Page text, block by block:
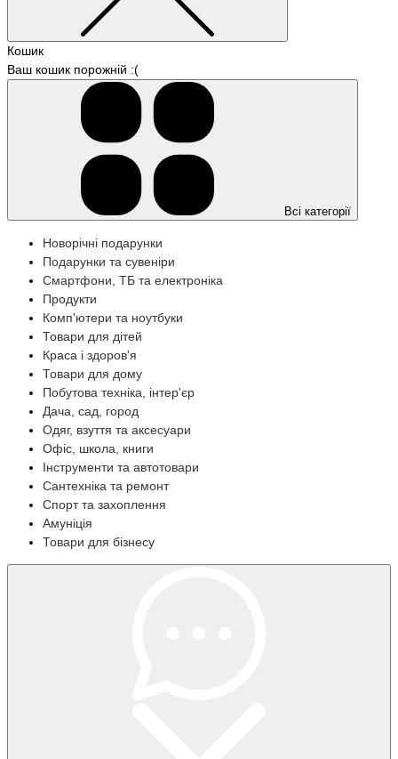
Кошик
Ваш кошик порожній :(
Всі категорії
Новорічні подарунки
Подарунки та сувеніри
Смартфони, ТБ та електроніка
Продукти
Комп'ютери та ноутбуки
Товари для дітей
Краса і здоров'я
Товари для дому
Побутова техніка, інтер'єр
Дача, сад, город
Одяг, взуття та аксесуари
Офіс, школа, книги
Інструменти та автотовари
Сантехніка та ремонт
Спорт та захоплення
Амуніція
Товари для бізнесу